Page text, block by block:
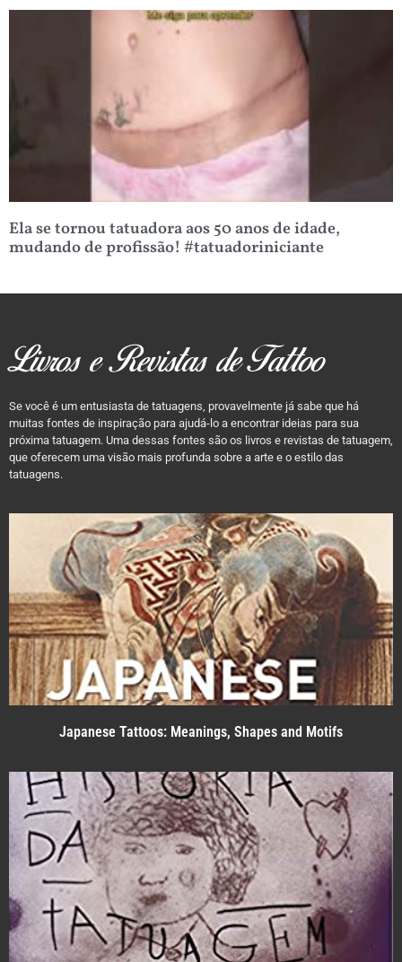
Ela se tornou tatuadora aos 50 anos de idade,
mudando de profissão! #tatuadoriniciante
Livros e Revistas de Tattoo
Se você é um entusiasta de tatuagens, provavelmente já sabe que há
muitas fontes de inspiração para ajudá-lo a encontrar ideias para sua
próxima tatuagem. Uma dessas fontes são os livros e revistas de tatuagem,
que oferecem uma visão mais profunda sobre a arte e o estilo das
tatuagens.
Japanese Tattoos: Meanings, Shapes and Motifs